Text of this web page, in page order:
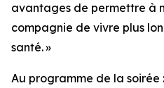
avantages de permettre à
compagnie de vivre plus
santé. »
Au programme de la soirée